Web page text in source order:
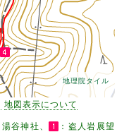
地理院タイル
地図表示について
湯谷神社、
：盗人岩展望